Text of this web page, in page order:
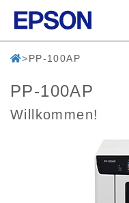
PP-100AP
PP-100AP
Willkommen!